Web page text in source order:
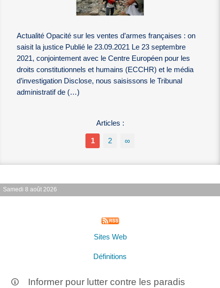
Actualité Opacité sur les ventes d’armes françaises : on
saisit la justice Publié le 23.09.2021 Le 23 septembre
2021, conjointement avec le Centre Européen pour les
droits constitutionnels et humains (ECCHR) et le média
d’investigation Disclose, nous saisissons le Tribunal
administratif de (…)
Articles :
1 2 ∞
Samedi 8 août 2026
Sites Web
Définitions
Informer pour lutter contre les paradis